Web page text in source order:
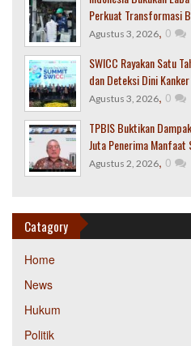
Perkuat Transformasi
Agustus 3, 2026, 0
SWICC Rayakan Satu
dan Deteksi Dini
Agustus 3, 2026, 0
TPBIS Buktikan
Juta Penerima Manfaat
Agustus 2, 2026, 0
Catagory
Home
News
Hukum
Politik